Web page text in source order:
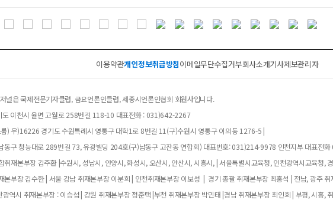
이용약관개인정보취급방침이메일무단수집거부회사소개기사제보관리자
널은 국제전문기자클럽, 금요언론인클럽, 세종시언론인협회 회원사입니다.
이천시 율면 고월로 258번길 118-10 대표전화 : 031)642-2267
) 우)16226 경기도 수원특례시 영통구 대학1로 8번길 11(구)수원시 영통구 이의동 1276-5 |
동구 청능대로 289번길 73, 유광빌딩 204호(구)남동구 고잔동 연합회) 대표번호: 031)214-9978 인천지부 대표전
취재본부장 김주환 |수원시, 성남시, 안양시, 화성시, 오산시, 안산시, 시흥시, | 서울특별시교육청, 인천광역시교육청,
본부장 김수한 | 서울 강남 취재본부장 이분희 | 인천취재본부장 이보성 | 경기 총괄 취재본부장 최홍석 | 전남, 광주 취
역시 취재본부장 : 이승섭 | 강원 취재본부장 정준택 |부천 취재본부장 박민태 |경남 취재본부장 최인희 | 부평, 시흥,